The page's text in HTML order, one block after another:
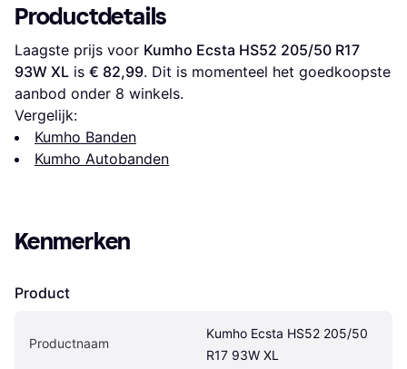
Productdetails
Laagste prijs voor Kumho Ecsta HS52 205/50 R17
93W XL is € 82,99. Dit is momenteel het goedkoopste
aanbod onder 8 winkels.
Vergelijk:
Kumho Banden
Kumho Autobanden
Kenmerken
Product
Productnaam
Kumho Ecsta HS52 205/50
R17 93W XL